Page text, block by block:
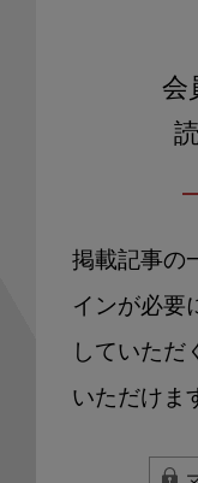
会
掲載記事の
インが必要
していただ
いただけま